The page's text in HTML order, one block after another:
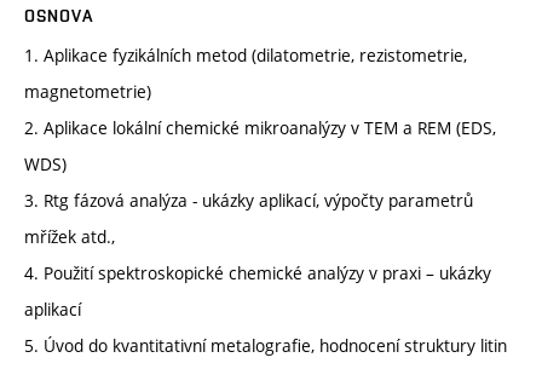
OSNOVA
1. Aplikace fyzikálních metod (dilatometrie, rezistometrie,
magnetometrie)
2. Aplikace lokální chemické mikroanalýzy v TEM a REM (EDS,
WDS)
3. Rtg fázová analýza - ukázky aplikací, výpočty parametrů
mřížek atd.,
4. Použití spektroskopické chemické analýzy v praxi – ukázky
aplikací
5. Úvod do kvantitativní metalografie, hodnocení struktury litin